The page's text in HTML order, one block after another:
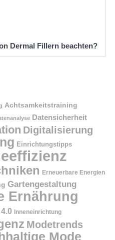
Dermal Fillern beachten?
Achtsamkeitstraining
Datensicherheit
Digitalisierung
Einrichtungstipps
Erneuerbare Energien
Gartengestaltung
Ernährung
Inneneinrichtung
Modetrends
Mode